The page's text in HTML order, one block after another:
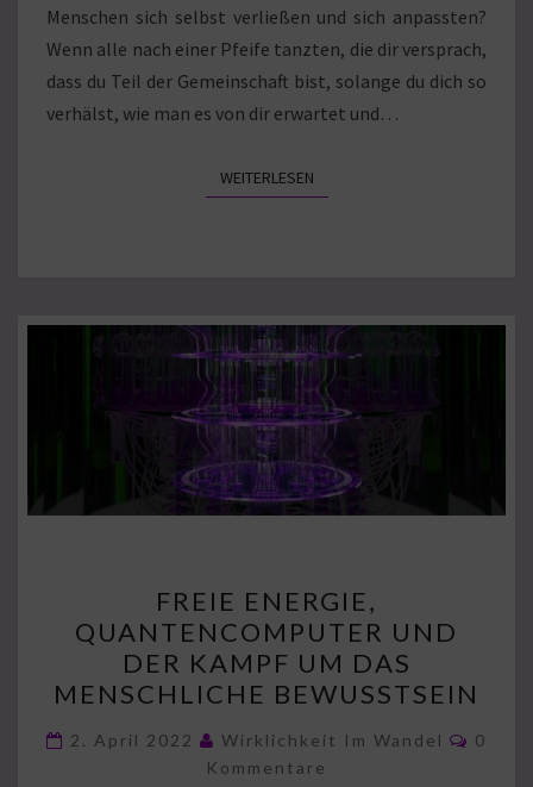
Menschen sich selbst verließen und sich anpassten?
Wenn alle nach einer Pfeife tanzten, die dir versprach,
dass du Teil der Gemeinschaft bist, solange du dich so
verhälst, wie man es von dir erwartet und…
WEITERLESENWEITERLESEN
ENERGIE,
QUANTENCOMPUTER
UND
DER
KAMPF
UM
FREIE ENERGIE,
QUANTENCOMPUTER UND
DER KAMPF UM DAS
MENSCHLICHE BEWUSSTSEIN
2. April 2022 Wirklichkeit Im Wandel
0
Kommentare